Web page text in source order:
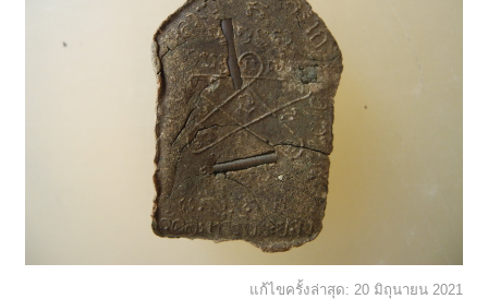
แก้ไขครั้งล่าสุด: 20 มิถุนายน 2021